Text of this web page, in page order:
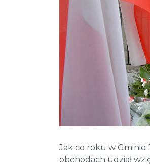
Jak co roku w Gminie
obchodach udział